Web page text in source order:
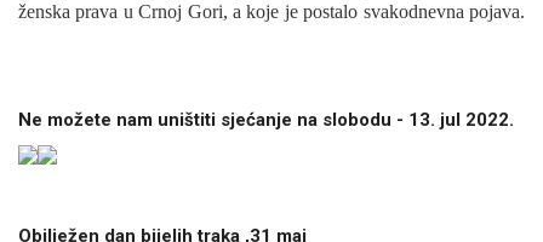
ženska prava u Crnoj Gori, a koje je postalo svakodnevna pojava.
Ne možete nam uništiti sjećanje na slobodu - 13. jul 2022.
Obilježen dan bijelih traka ,31 maj